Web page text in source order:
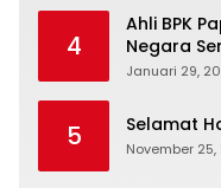
4
Ahli BPK
Negara
Januari 29,
5 Selamat
November 25,